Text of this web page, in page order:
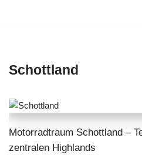
Schottland
Motorradtraum Schottland –
zentralen Highlands